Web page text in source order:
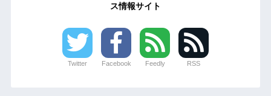
ス情報サイト
Twitter Facebook Feedly RSS